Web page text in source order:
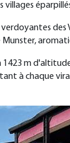
villages
Munster,
m
à chaque